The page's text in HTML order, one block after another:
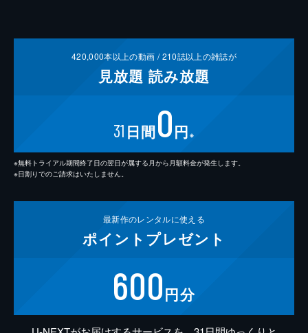
420,000本以上の動画 /210誌以上の雑誌が
見放題 読み放題
31 日間0円 ※
※無料トライアル期間終了日の翌日が属する月から月額料金が発生します。
※日割りでのご請求はいたしません。
最新作のレンタルに使える
ポイント プレゼント
600円分